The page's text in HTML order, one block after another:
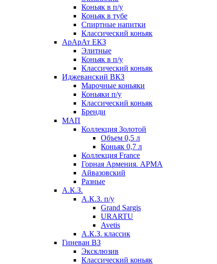
Коньяк в п/у
Коньяк в тубе
Спиртные напитки
Классический коньяк
АрАрАт ЕКЗ
Элитные
Коньяк в п/у
Классический коньяк
Иджеванский ВКЗ
Марочные коньяки
Коньяки п/у
Классический коньяк
Бренди
МАП
Коллекция Золотой
Объем 0,5 л
Коньяк 0,7 л
Коллекция France
Горная Армения. АРМА
Айвазовский
Разные
А.К.З.
А.К.З. п/у
Grand Sargis
URARTU
Avetis
А.К.З. классик
Гиневан ВЗ
Эксклюзив
Классический коньяк